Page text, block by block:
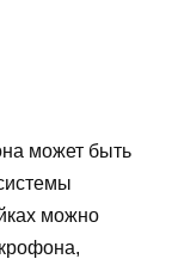
может быть
можно